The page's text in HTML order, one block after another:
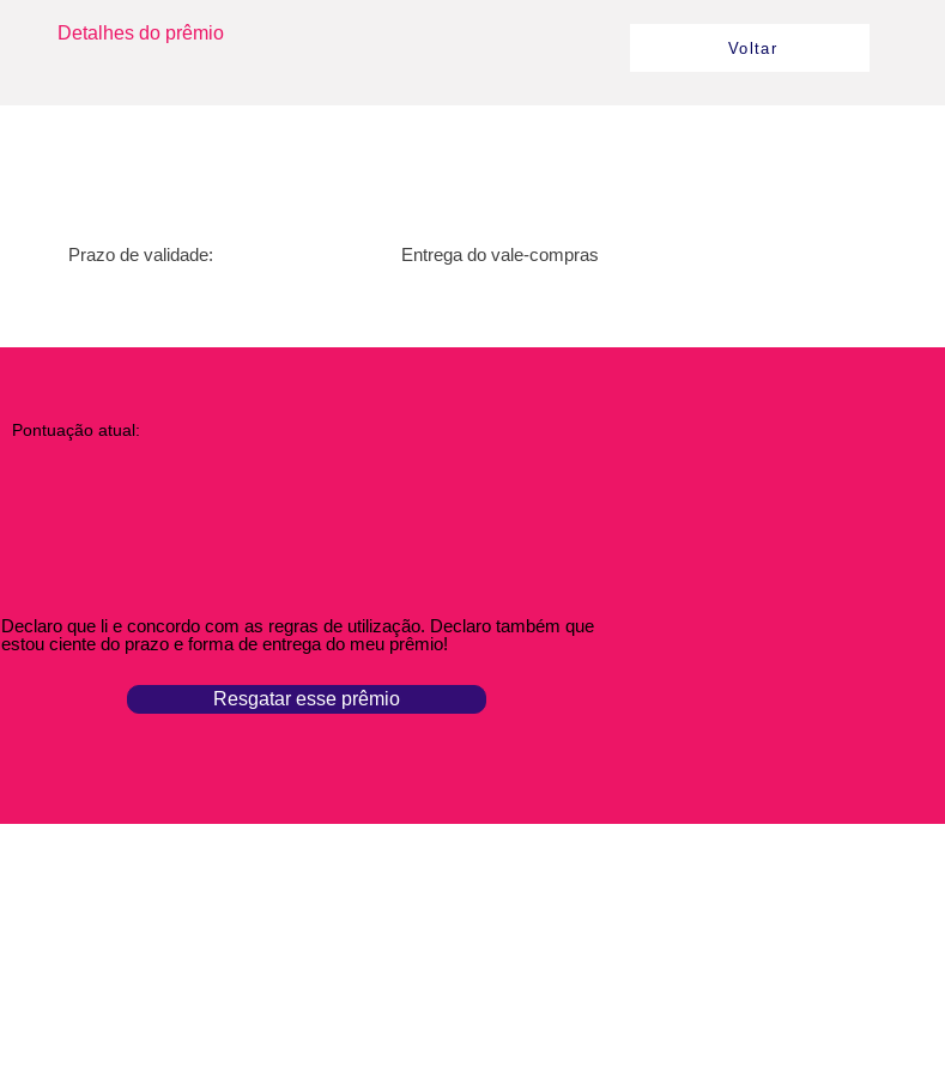
Detalhes do prêmio
Voltar
Prazo de validade: Entrega do vale-compras
Pontuação atual:
Declaro que li e concordo com as regras de utilização. Declaro também que
estou ciente do prazo e forma de entrega do meu prêmio!
Resgatar esse prêmio